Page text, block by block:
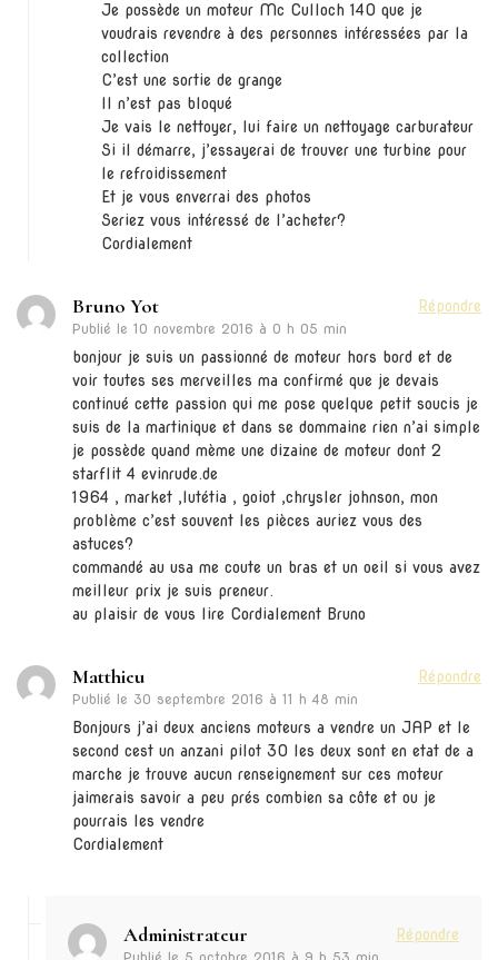
Je possède un moteur Mc Culloch 140 que je
voudrais revendre à des personnes intéressées par la
collection
C’est une sortie de grange
Il n’est pas bloqué
Je vais le nettoyer, lui faire un nettoyage carburateur
Si il démarre, j’essayerai de trouver une turbine pour
le refroidissement
Et je vous enverrai des photos
Seriez vous intéressé de l’acheter?
Cordialement
Bruno Yot
Publié le 10 novembre 2016 à 0 h 05 min
Répondre
bonjour je suis un passionné de moteur hors bord et de
voir toutes ses merveilles ma confirmé que je devais
continué cette passion qui me pose quelque petit soucis je
suis de la martinique et dans se dommaine rien n’ai simple
je possède quand mème une dizaine de moteur dont 2
starflit 4 evinrude.de
1964 , market ,lutétia , goiot ,chrysler johnson, mon
problème c’est souvent les pièces auriez vous des
astuces?
commandé au usa me coute un bras et un oeil si vous avez
meilleur prix je suis preneur.
au plaisir de vous lire Cordialement Bruno
Matthieu
Publié le 30 septembre 2016 à 11 h 48 min
Répondre
Bonjours j’ai deux anciens moteurs a vendre un JAP et le
second cest un anzani pilot 30 les deux sont en etat de a
marche je trouve aucun renseignement sur ces moteur
jaimerais savoir a peu prés combien sa côte et ou je
pourrais les vendre
Cordialement
Administrateur Répondre